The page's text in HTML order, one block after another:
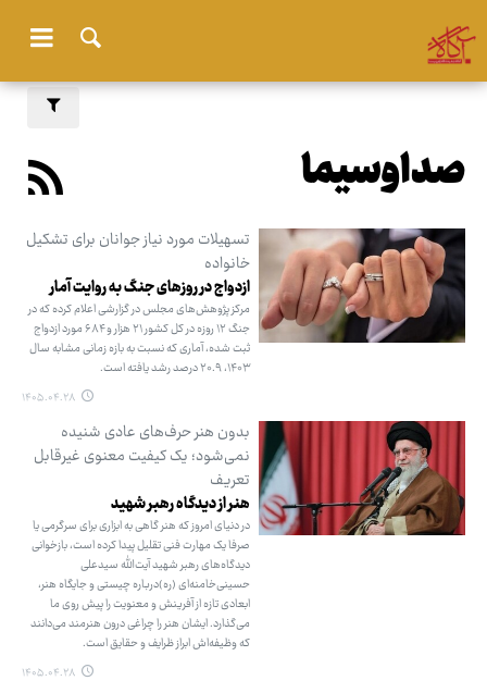
صداوسیما
تسهیلات مورد نیاز جوانان برای تشکیل
خانواده
ازدواج در روزهای جنگ به روایت آمار
مرکز پژوهش‌های مجلس در گزارشی اعلام کرده که در
جنگ ۱۲ روزه در کل کشور ۲۱ هزار و ۶۸۴ مورد ازدواج
ثبت شده، آماری که نسبت به بازه زمانی مشابه سال
۱۴۰۳، ۲۰.۹ درصد رشد یافته است.
۱۴۰۵.۰۴.۲۸
بدون هنر حرف‌های عادی شنیده
نمی‌شود؛ یک کیفیت معنوی غیرقابل
تعریف
هنر از دیدگاه رهبر شهید
در دنیای امروز که هنر گاهی به ابزاری برای سرگرمی یا
صرفا یک مهارت فنی تقلیل پیدا کرده است، بازخوانی
دیدگاه‌های رهبر شهید آیت‌الله سیدعلی
حسینی‌خامنه‌ای (ره)درباره چیستی و جایگاه هنر،
ابعادی تازه از آفرینش و معنویت را پیش روی ما
می‌گذارد. ایشان هنر را چراغی درون هنرمند می‌دانند
که وظیفه‌اش ابراز ظرایف و حقایق است.
۱۴۰۵.۰۴.۲۸